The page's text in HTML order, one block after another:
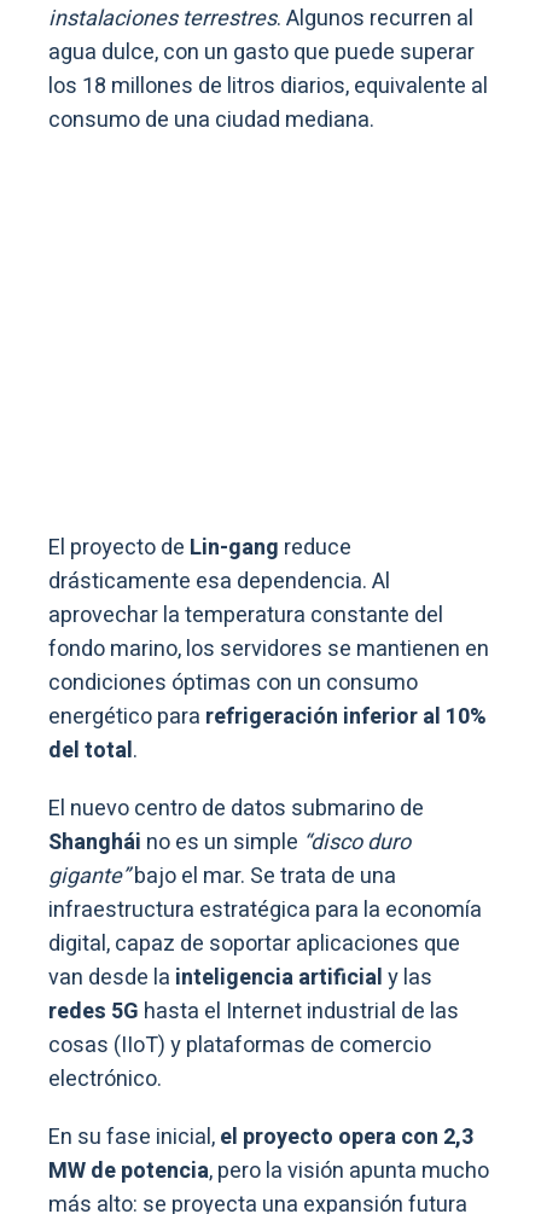
instalaciones terrestres. Algunos recurren al
agua dulce, con un gasto que puede superar
los 18 millones de litros diarios, equivalente al
consumo de una ciudad mediana.
El proyecto de Lin-gang reduce
drásticamente esa dependencia. Al
aprovechar la temperatura constante del
fondo marino, los servidores se mantienen en
condiciones óptimas con un consumo
energético para refrigeración inferior al 10%
del total.
El nuevo centro de datos submarino de
Shanghái no es un simple “disco duro
gigante”bajo el mar. Se trata de una
infraestructura estratégica para la economía
digital, capaz de soportar aplicaciones que
van desde la inteligencia artificialy las
redes 5G hasta el Internet industrial de las
cosas (IIoT) y plataformas de comercio
electrónico.
En su fase inicial,el proyecto opera con 2,3
MW de potencia, pero la visión apunta mucho
más alto: se proyecta una expansión futura